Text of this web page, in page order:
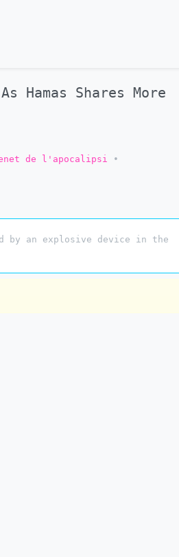
Hamas Shares More
de l'apocalipsi
•
by an explosive device in the